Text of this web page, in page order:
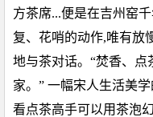
方茶席...便是在吉州窑
复、花哨的动作,唯有放
地与茶对话。“焚香、点
家。” 一幅宋人生活美
看点茶高手可以用茶泡